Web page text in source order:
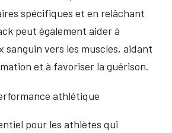
spécifiques et en relâchant
peut également aider à
sanguin vers les muscles, aidant
et à favoriser la guérison.
athlétique
pour les athlètes qui